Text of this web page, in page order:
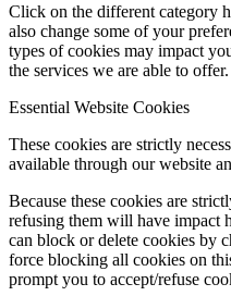
Click on the different category
also change some of your
types of cookies may impact
the services we are able to offer.
Essential Website Cookies
These cookies are strictly
available through our website
Because these cookies are
refusing them will have impact
can block or delete cookies by
force blocking all cookies on
prompt you to accept/refuse